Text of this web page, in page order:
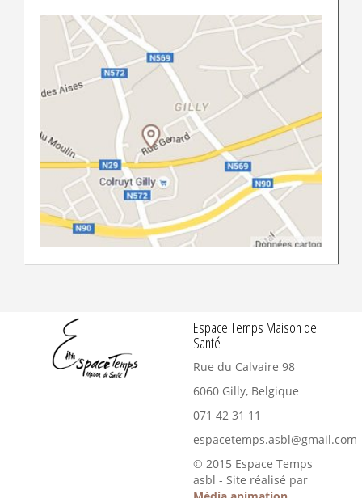
Espace Temps Maison de
Santé
Rue du Calvaire 98
6060 Gilly, Belgique
071 42 31 11
espacetemps.asbl@gmail.com
© 2015 Espace Temps
asbl - Site réalisé par